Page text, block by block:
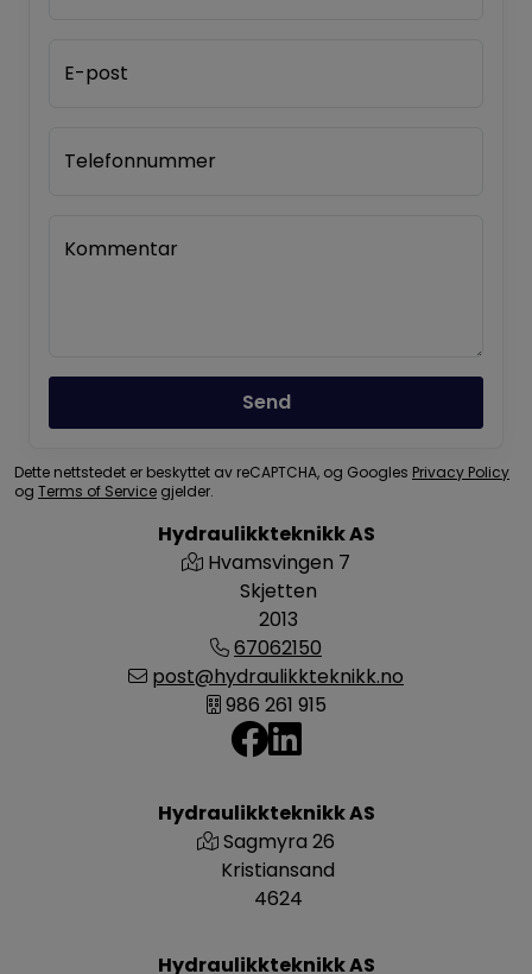
Hydraulikkteknikk AS
Hvamsvingen 7
Skjetten
2013
67062150
post@hydraulikkteknikk.no
986 261 915
Hydraulikkteknikk AS
Hydraulikkteknikk AS
Sagmyra 26
Kristiansand
4624
E-post
Telefonnummer
Kommentar
Send
Dette nettstedet er beskyttet av reCAPTCHA, og Googles Privacy Policy
og Terms of Service gjelder.